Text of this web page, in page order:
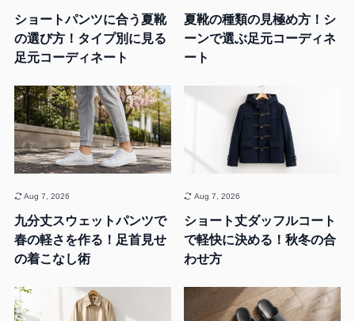
ショートパンツに合う夏靴
の選び方！タイプ別に見る
足元コーディネート
夏靴の種類の見極め方！シ
ーンで選ぶ足元コーディネ
ート
九分丈スウェットパンツで
春の軽さを作る！足首見せ
の着こなし術
Aug 7, 2026
ショート丈ダッフルコート
で軽快に決める！秋冬の合
わせ方
Aug 7, 2026